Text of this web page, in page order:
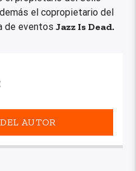
el copropietario del
de eventosJazz Is Dead.
AUTOR